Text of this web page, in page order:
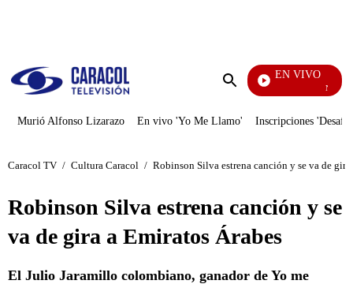
Enviar
EN VIVO
Noticias
Murió Alfonso Lizarazo En vivo 'Yo Me Llamo' Inscripciones
Caracol TV / Cultura Caracol / Robinson Silva estrena canción y se va de gira
Robinson Silva estrena canción y se
va de gira a Emiratos Árabes
El Julio Jaramillo colombiano, ganador de Yo me